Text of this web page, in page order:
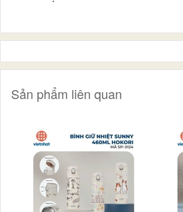
Sản phẩm liên quan